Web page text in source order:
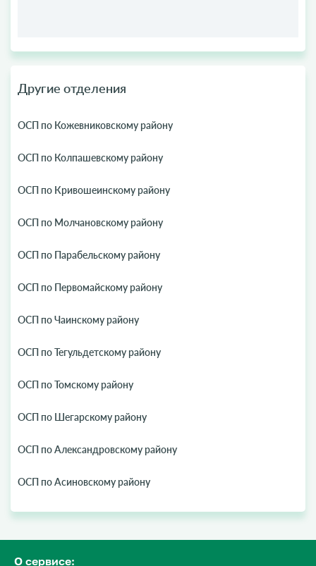
Другие отделения
ОСП по Кожевниковскому району
ОСП по Колпашевскому району
ОСП по Кривошеинскому району
ОСП по Молчановскому району
ОСП по Парабельскому району
ОСП по Первомайскому району
ОСП по Чаинскому району
ОСП по Тегульдетскому району
ОСП по Томскому району
ОСП по Шегарскому району
ОСП по Александровскому району
ОСП по Асиновскому району
О сервисе: